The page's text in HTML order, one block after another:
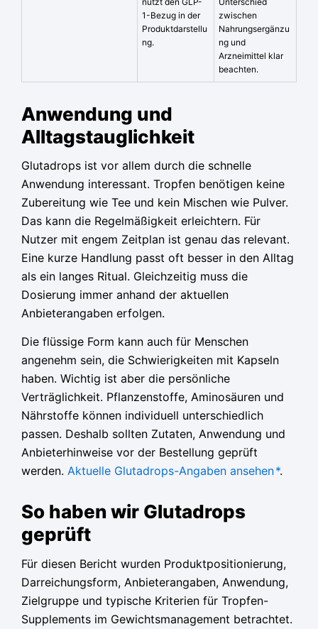
1-Bezug in der
Produktdarstellu
ng.
zwischen
Nahrungsergänzu
ng und
Arzneimittel klar
beachten.
Anwendung und
Alltagstauglichkeit
Glutadrops ist vor allem durch die schnelle
Anwendung interessant. Tropfen benötigen keine
Zubereitung wie Tee und kein Mischen wie Pulver.
Das kann die Regelmäßigkeit erleichtern. Für
Nutzer mit engem Zeitplan ist genau das relevant.
Eine kurze Handlung passt oft besser in den Alltag
als ein langes Ritual. Gleichzeitig muss die
Dosierung immer anhand der aktuellen
Anbieterangaben erfolgen.
Die flüssige Form kann auch für Menschen
angenehm sein, die Schwierigkeiten mit Kapseln
haben. Wichtig ist aber die persönliche
Verträglichkeit. Pflanzenstoffe, Aminosäuren und
Nährstoffe können individuell unterschiedlich
passen. Deshalb sollten Zutaten, Anwendung und
Anbieterhinweise vor der Bestellung geprüft
werden. Aktuelle Glutadrops-Angaben ansehen*.
So haben wir Glutadrops
geprüft
Für diesen Bericht wurden Produktpositionierung,
Darreichungsform, Anbieterangaben, Anwendung,
Zielgruppe und typische Kriterien für Tropfen-
Supplements im Gewichtsmanagement betrachtet.